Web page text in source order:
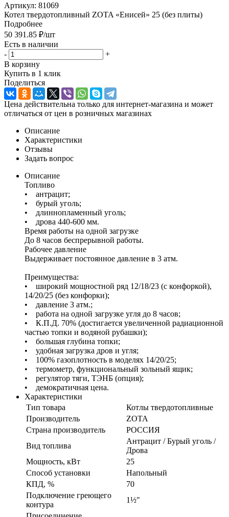
Артикул: 81069
Котел твердотопливный ZOTA «Енисей» 25 (без плиты)
Подробнее
50 391.85 ₽/шт
Есть в наличии
-
+
В корзину
Купить в 1 клик
Поделиться
Цена действительна только для интернет-магазина и может
отличаться от цен в розничных магазинах
Описание
Характеристики
Отзывы
Задать вопрос
Описание
Топливо
• антрацит;
• бурый уголь;
• длиннопламенный уголь;
• дрова 440-600 мм.
Время работы на одной загрузке
До 8 часов беспрерывной работы.
Рабочее давление
Выдерживает постоянное давление в 3 атм.
Преимущества:
• широкий мощностной ряд 12/18/23 (с конфоркой),
14/20/25 (без конфорки);
• давление 3 атм.;
• работа на одной загрузке угля до 8 часов;
• К.П.Д. 70% (достигается увеличенной радиационной
частью топки и водяной рубашки);
• большая глубина топки;
• удобная загрузка дров и угля;
• 100% газоплотность в моделях 14/20/25;
• термометр, функциональный зольный ящик;
• регулятор тяги, ТЭНБ (опция);
• демократичная цена.
Характеристики
Тип товара
Котлы твердотопливные
Производитель
ZOTA
Страна производитель
РОССИЯ
Вид топлива
Антрацит / Бурый уголь /
Дрова
Мощность, кВт
25
Способ установки
Напольный
КПД, %
70
Подключение греющего
контура
1½"